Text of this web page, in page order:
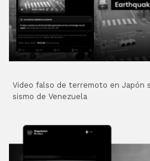
Video falso de terremoto en Japón
sismo de Venezuela